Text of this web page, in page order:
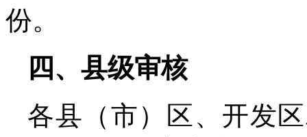
份。
四、县级审核
各县（市）区、开发